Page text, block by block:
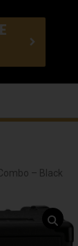
– Black